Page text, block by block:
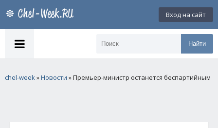
Вход на сайт
Найти
chel-week»Новости » Премьер-министр останется беспартийным